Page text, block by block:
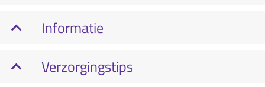
Informatie
Verzorgingstips